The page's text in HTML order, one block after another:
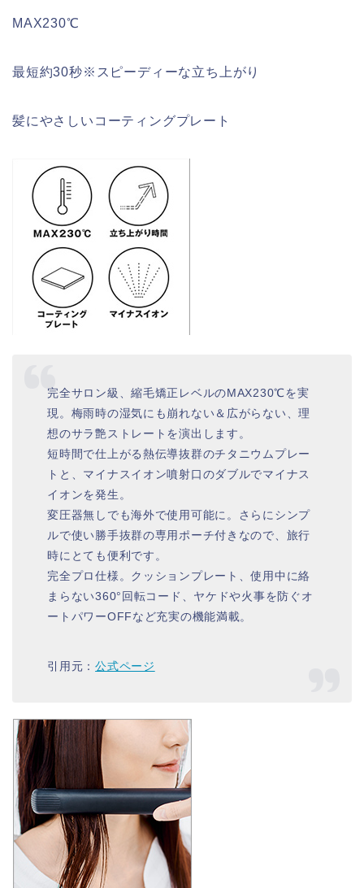
MAX230℃
最短約30秒※スピーディーな立ち上がり
髪にやさしいコーティングプレート
完全サロン級、縮毛矯正レベルのMAX230℃を実
現。梅雨時の湿気にも崩れない＆広がらない、理
想のサラ艶ストレートを演出します。
短時間で仕上がる熱伝導抜群のチタニウムプレー
トと、マイナスイオン噴射口のダブルでマイナス
イオンを発生。
変圧器無しでも海外で使用可能に。さらにシンプ
ルで使い勝手抜群の専用ポーチ付きなので、旅行
時にとても便利です。
完全プロ仕様。クッションプレート、使用中に絡
まらない360°回転コード、ヤケドや火事を防ぐオ
ートパワーOFFなど充実の機能満載。
引用元：公式ページ